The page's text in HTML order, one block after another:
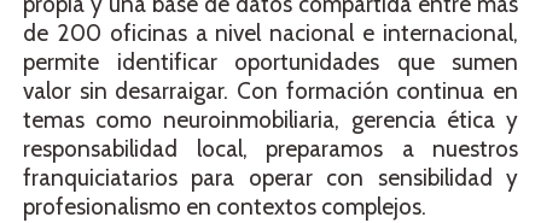
de 200 oficinas a nivel nacional e internacional,
permite identificar oportunidades que sumen
valor sin desarraigar. Con formación continua en
temas como neuroinmobiliaria, gerencia ética y
responsabilidad local, preparamos a nuestros
franquiciatarios para operar con sensibilidad y
profesionalismo en contextos complejos.